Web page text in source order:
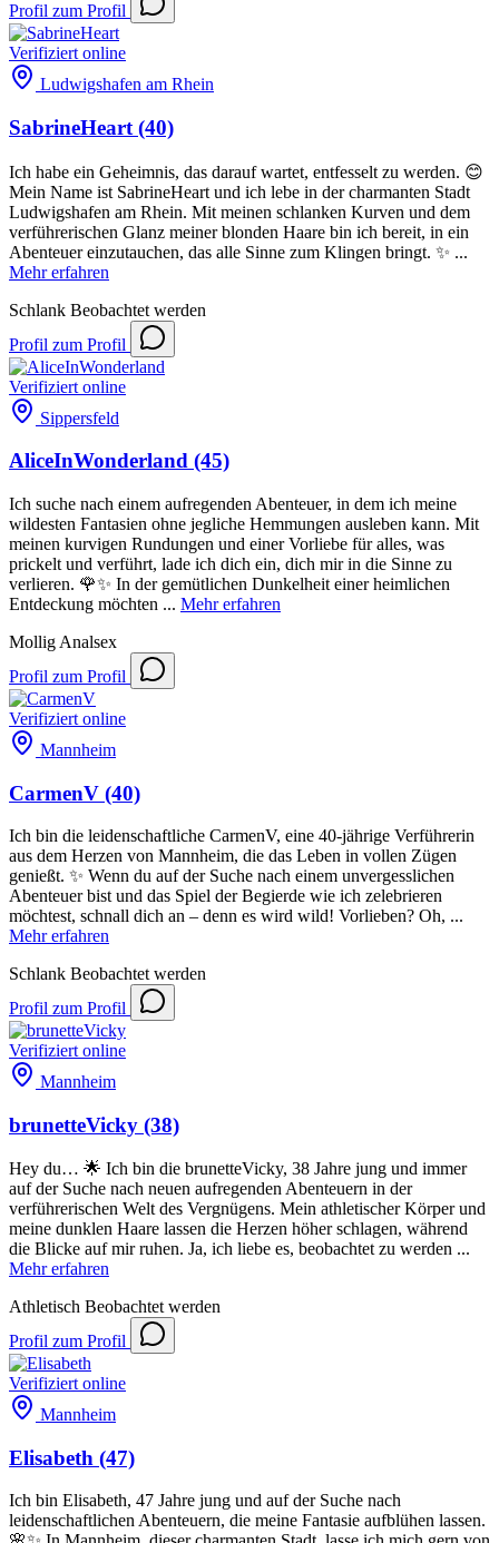
Profil zum Profil
Verifiziert online
Ludwigshafen am Rhein
SabrineHeart (40)
Ich habe ein Geheimnis, das darauf wartet, entfesselt zu werden. 😊
Mein Name ist SabrineHeart und ich lebe in der charmanten Stadt
Ludwigshafen am Rhein. Mit meinen schlanken Kurven und dem
verführerischen Glanz meiner blonden Haare bin ich bereit, in ein
Abenteuer einzutauchen, das alle Sinne zum Klingen bringt. ✨ ...
Mehr erfahren
Schlank Beobachtet werden
Profil zum Profil
Verifiziert online
Sippersfeld
AliceInWonderland (45)
Ich suche nach einem aufregenden Abenteuer, in dem ich meine
wildesten Fantasien ohne jegliche Hemmungen ausleben kann. Mit
meinen kurvigen Rundungen und einer Vorliebe für alles, was
prickelt und verführt, lade ich dich ein, dich mir in die Sinne zu
verlieren. 🌹✨ In der gemütlichen Dunkelheit einer heimlichen
Entdeckung möchten ... Mehr erfahren
Mollig Analsex
Profil zum Profil
Verifiziert online
Mannheim
CarmenV (40)
Ich bin die leidenschaftliche CarmenV, eine 40-jährige Verführerin
aus dem Herzen von Mannheim, die das Leben in vollen Zügen
genießt. ✨ Wenn du auf der Suche nach einem unvergesslichen
Abenteuer bist und das Spiel der Begierde wie ich zelebrieren
möchtest, schnall dich an – denn es wird wild! Vorlieben? Oh, ...
Mehr erfahren
Schlank Beobachtet werden
Profil zum Profil
Verifiziertonline
Mannheim
brunetteVicky (38)
Hey du… 🌟 Ich bin die brunetteVicky, 38 Jahre jung und immer
auf der Suche nach neuen aufregenden Abenteuern in der
verführerischen Welt des Vergnügens. Mein athletischer Körper und
meine dunklen Haare lassen die Herzen höher schlagen, während
die Blicke auf mir ruhen. Ja, ich liebe es, beobachtet zu werden ...
Mehr erfahren
Athletisch Beobachtet werden
Profil zum Profil
Verifiziert online
Mannheim
Elisabeth (47)
Ich bin Elisabeth, 47 Jahre jung und auf der Suche nach
leidenschaftlichen Abenteuern, die meine Fantasie aufblühen lassen.